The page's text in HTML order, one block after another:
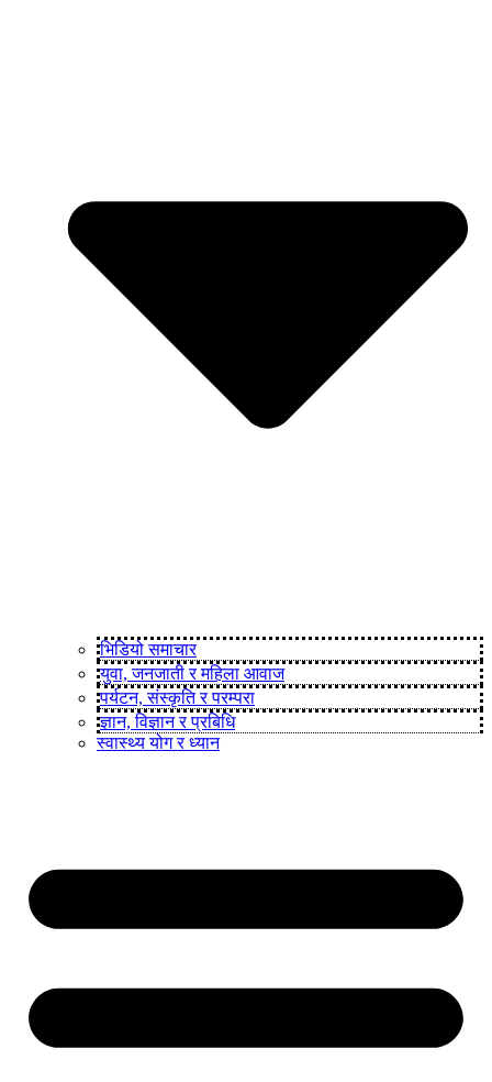
भिडियो समाचार
युवा, जनजाती र महिला आवाज
पर्यटन, संस्कृति र परम्परा
ज्ञान, विज्ञान र प्रबिधि
स्वास्थ्य योग र ध्यान